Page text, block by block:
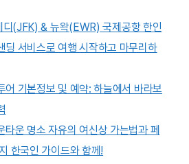
디(JFK) & 뉴왁(EWR) 국제공항 한인
딩 서비스로 여행 시작하고 마무리하
어 기본정보 및 예약: 하늘에서 바라보
타운 명소 자유의 여신상 가는법과 페
한국인 가이드와 함께!